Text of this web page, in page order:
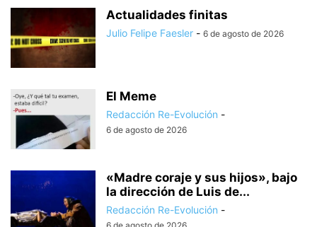
Actualidades finitas
Julio Felipe Faesler - 6 de agosto de 2026
El Meme
Redacción Re-Evolución -
6 de agosto de 2026
«Madre coraje y sus hijos», bajo
la dirección de Luis de...
Redacción Re-Evolución -